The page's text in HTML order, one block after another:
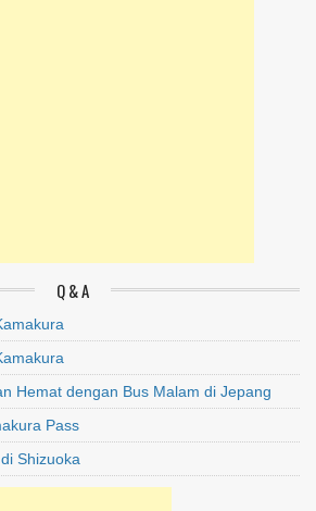
Q & A
Hemat dengan Bus Malam di Jepang
Pass
Shizuoka